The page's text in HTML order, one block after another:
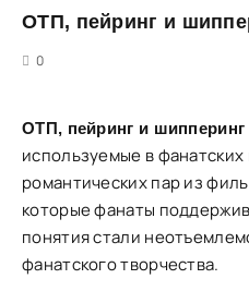
ОТП, пейринг и
0
ОТП, пейринг и шипперинг
используемые в
романтических пар из
которые фанаты
понятия стали
фанатского творчества.